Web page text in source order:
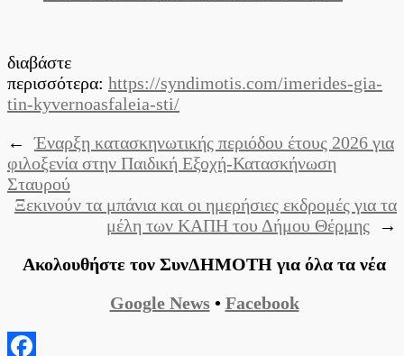
διαβάστε
περισσότερα: https://syndimotis.com/imerides-gia-
tin-kyvernoasfaleia-sti/
←
Έναρξη κατασκηνωτικής περιόδου έτους 2026 για
φιλοξενία στην Παιδική Εξοχή-Κατασκήνωση
Σταυρού
Ξεκινούν τα μπάνια και οι ημερήσιες εκδρομές για τα
μέλη των ΚΑΠΗ του Δήμου Θέρμης
→
Ακολουθήστε τον ΣυνΔΗΜΟΤΗ για όλα τα νέα
Google News• Facebook